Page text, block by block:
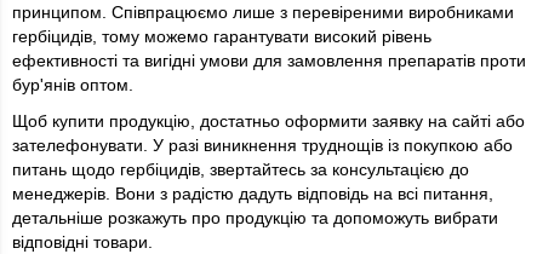
принципом. Співпрацюємо лише з перевіреними виробниками
гербіцидів, тому можемо гарантувати високий рівень
ефективності та вигідні умови для замовлення препаратів проти
бур'янів оптом.
Щоб купити продукцію, достатньо оформити заявку на сайті або
зателефонувати. У разі виникнення труднощів із покупкою або
питань щодо гербіцидів, звертайтесь за консультацією до
менеджерів. Вони з радістю дадуть відповідь на всі питання,
детальніше розкажуть про продукцію та допоможуть вибрати
відповідні товари.